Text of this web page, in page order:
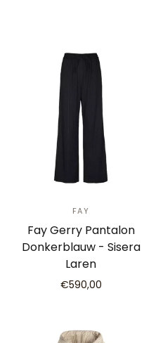
FAY
Fay Gerry Pantalon
Donkerblauw - Sisera
Laren
€590,00